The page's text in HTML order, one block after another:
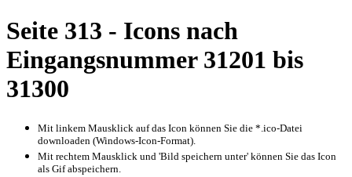
Seite 313 - Icons nach
Eingangsnummer 31201 bis
31300
Mit linkem Mausklick auf das Icon können Sie die *.ico-Datei
downloaden (Windows-Icon-Format).
Mit rechtem Mausklick und 'Bild speichern unter' können Sie das Icon
als Gif abspeichern.